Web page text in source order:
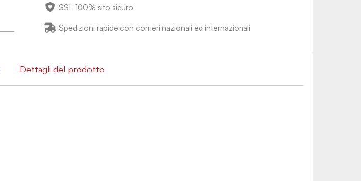
SSL 100% sito sicuro
Spedizioni rapide con corrieri nazionali ed internazionali
Dettagli del prodotto